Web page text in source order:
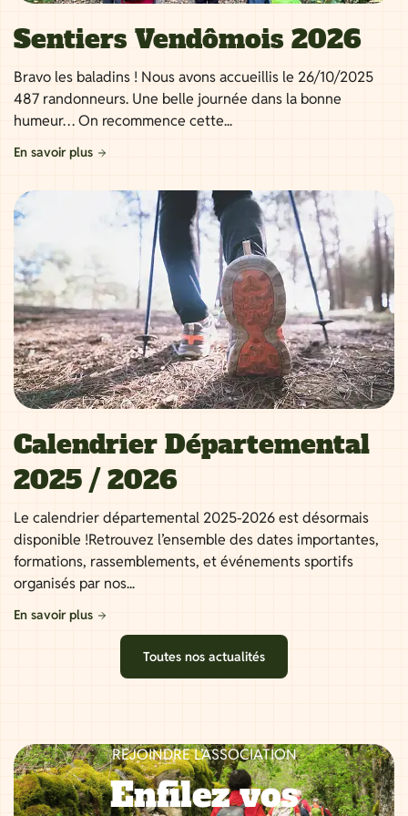
Sentiers Vendômois 2026
Bravo les baladins ! Nous avons accueillis le 26/10/2025
487 randonneurs. Une belle journée dans la bonne
humeur… On recommence cette...
En savoir plus
Calendrier Départemental
2025 / 2026
Le calendrier départemental 2025-2026 est désormais
disponible !Retrouvez l’ensemble des dates importantes,
formations, rassemblements, et événements sportifs
organisés par nos...
En savoir plus
Toutes nos actualités
REJOINDRE L’ASSOCIATION
Enfilez vos